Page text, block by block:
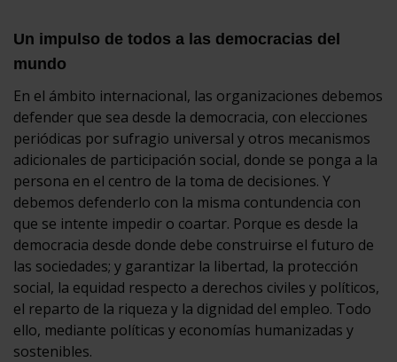
Un impulso de todos a las democracias del
mundo
En el ámbito internacional, las organizaciones debemos
defender que sea desde la democracia, con elecciones
periódicas por sufragio universal y otros mecanismos
adicionales de participación social, donde se ponga a la
persona en el centro de la toma de decisiones. Y
debemos defenderlo con la misma contundencia con
que se intente impedir o coartar. Porque es desde la
democracia desde donde debe construirse el futuro de
las sociedades; y garantizar la libertad, la protección
social, la equidad respecto a derechos civiles y políticos,
el reparto de la riqueza y la dignidad del empleo. Todo
ello, mediante políticas y economías humanizadas y
sostenibles.